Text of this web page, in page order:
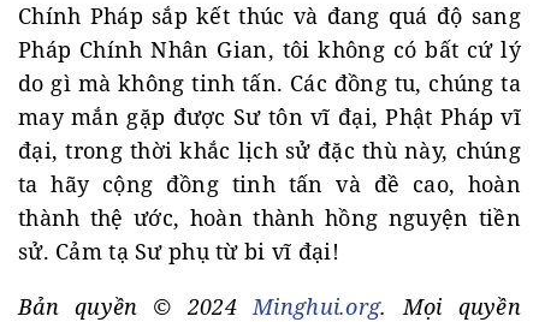
Chính Pháp sắp kết thúc và đang quá độ sang
Pháp Chính Nhân Gian, tôi không có bất cứ lý
do gì mà không tinh tấn. Các đồng tu, chúng ta
may mắn gặp được Sư tôn vĩ đại, Phật Pháp vĩ
đại, trong thời khắc lịch sử đặc thù này, chúng
ta hãy cộng đồng tinh tấn và đề cao, hoàn
thành thệ ước, hoàn thành hồng nguyện tiền
sử. Cảm tạ Sư phụ từ bi vĩ đại!
Bản quyền © 2024Minghui.org. Mọi quyền